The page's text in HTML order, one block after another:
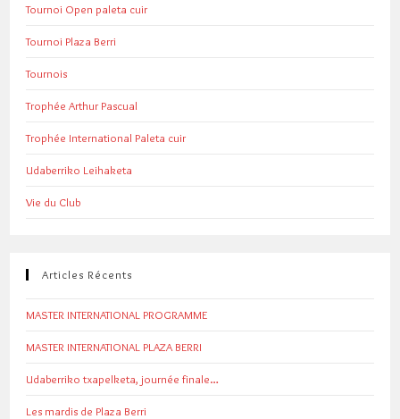
Tournoi Open paleta cuir
Tournoi Plaza Berri
Tournois
Trophée Arthur Pascual
Trophée International Paleta cuir
Udaberriko Leihaketa
Vie du Club
Articles Récents
MASTER INTERNATIONAL PROGRAMME
MASTER INTERNATIONAL PLAZA BERRI
Udaberriko txapelketa, journée finale…
Les mardis de Plaza Berri